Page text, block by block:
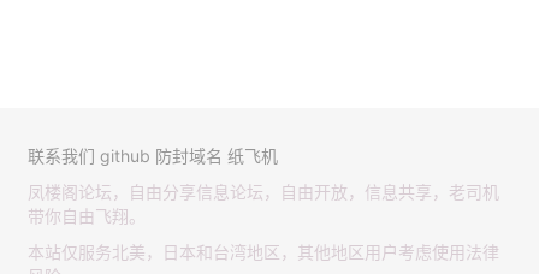
联系我们 github 防封域名 纸飞机
凤楼阁论坛，自由分享信息论坛，自由开放，信息共享，老司机
带你自由飞翔。
本站仅服务北美，日本和台湾地区，其他地区用户考虑使用法律